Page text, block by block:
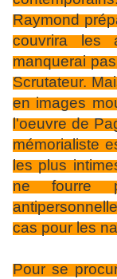
Raymond
couvrira les
manquerai
Scrutateur.
en images
l'oeuvre de
mémorialiste
les plus
ne fourre
cas pour les
Pour se